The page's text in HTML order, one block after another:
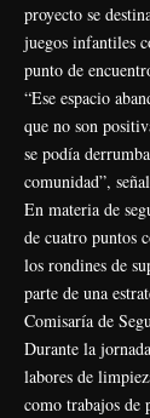
proyecto se
juegos infantiles
punto de
“Ese espacio
que no son
se podía
comunidad”,
En materia de
de cuatro puntos
los rondines de
parte de una
Comisaría de
Durante la
labores de
como trabajos de